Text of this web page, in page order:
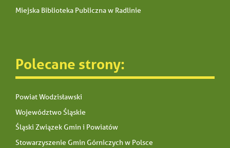
Miejska Biblioteka Publiczna w Radlinie
Polecane strony:
Powiat Wodzisławski
Województwo Śląskie
Śląski Związek Gmin i Powiatów
Stowarzyszenie Gmin Górniczych w Polsce